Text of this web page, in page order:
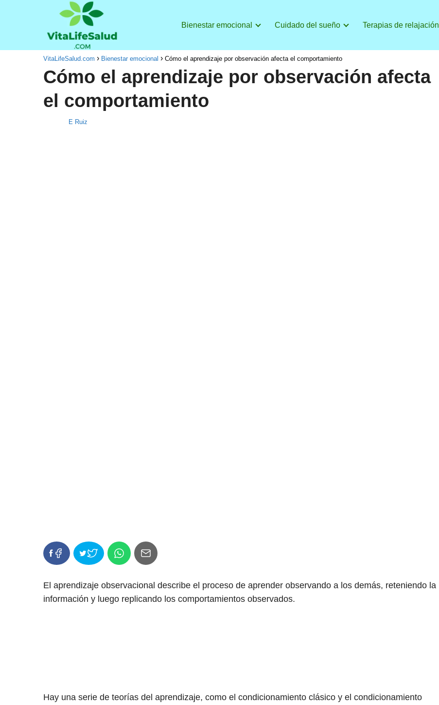
Bienestar emocional Cuidado del sueño Terapias de relajación
VitaLifeSalud.com Bienestar emocional Cómo el aprendizaje por observación afecta el comportamiento
Cómo el aprendizaje por observación afecta
el comportamiento
E Ruiz
El aprendizaje observacional describe el proceso de aprender observando a los demás, reteniendo la
información y luego replicando los comportamientos observados.
Hay una serie de teorías del aprendizaje, como el condicionamiento clásico y el condicionamiento